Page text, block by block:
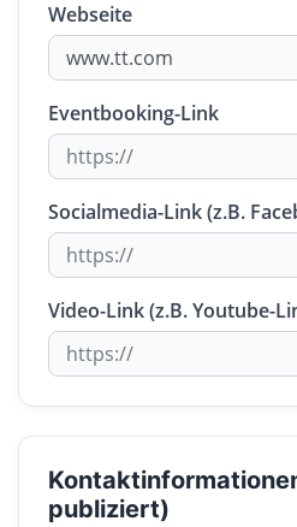
Webseite
Eventbooking-Link
Socialmedia-Link (z.B.
Video-Link (z.B. Youtube-
publiziert)